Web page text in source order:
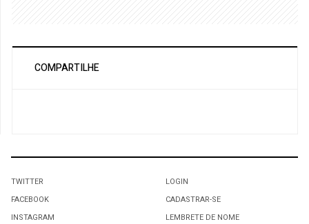
COMPARTILHE
TWITTER
FACEBOOK
INSTAGRAM
LOGIN
CADASTRAR-SE
LEMBRETE DE NOME